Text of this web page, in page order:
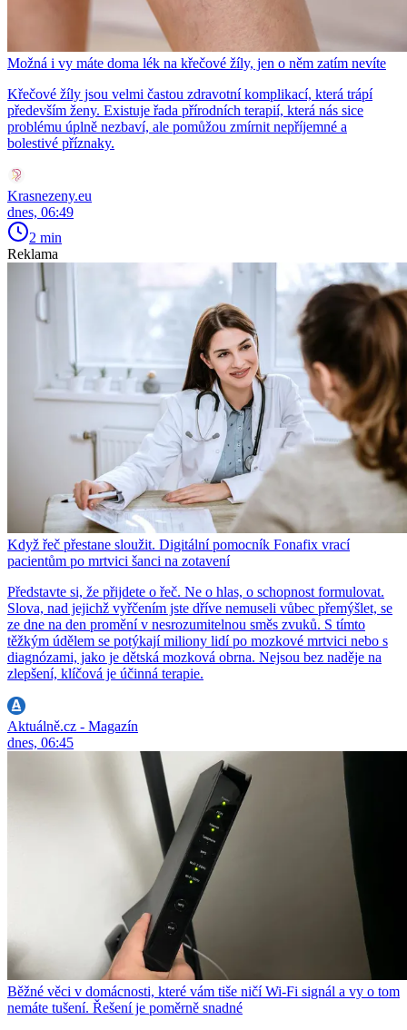
Možná i vy máte doma lék na křečové žíly, jen o něm zatím nevíte
Křečové žíly jsou velmi častou zdravotní komplikací, která trápí
především ženy. Existuje řada přírodních terapií, která nás sice
problému úplně nezbaví, ale pomůžou zmírnit nepříjemné a
bolestivé příznaky.
Krasnezeny.eu
dnes, 06:49
2 min
Reklama
Když řeč přestane sloužit. Digitální pomocník Fonafix vrací
pacientům po mrtvici šanci na zotavení
Představte si, že přijdete o řeč. Ne o hlas, o schopnost formulovat.
Slova, nad jejichž vyřčením jste dříve nemuseli vůbec přemýšlet, se
ze dne na den promění v nesrozumitelnou směs zvuků. S tímto
těžkým údělem se potýkají miliony lidí po mozkové mrtvici nebo s
diagnózami, jako je dětská mozková obrna. Nejsou bez naděje na
zlepšení, klíčová je účinná terapie.
Aktuálně.cz - Magazín
dnes, 06:45
Běžné věci v domácnosti, které vám tiše ničí Wi-Fi signál a vy o tom
nemáte tušení. Řešení je poměrně snadné